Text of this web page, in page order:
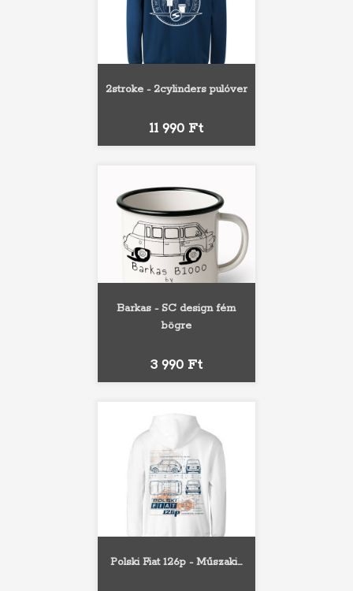
2stroke - 2cylinders pulóver
Ár
11 990 Ft
Barkas - SC design fém
bögre
Ár
3 990 Ft
Polski Fiat 126p - Műszaki...